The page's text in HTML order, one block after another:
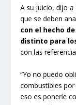
A su juicio, dijo a
que se deben
con el hecho
distinto para
con las
“Yo no puedo
combustibles
eso es ponerle